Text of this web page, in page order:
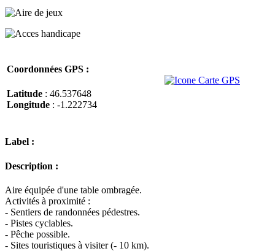
Coordonnées GPS :
Latitude : 46.537648
Longitude : -1.222734
Label :
Description :
Aire équipée d'une table ombragée.
Activités à proximité :
- Sentiers de randonnées pédestres.
- Pistes cyclables.
- Pêche possible.
- Sites touristiques à visiter (- 10 km).